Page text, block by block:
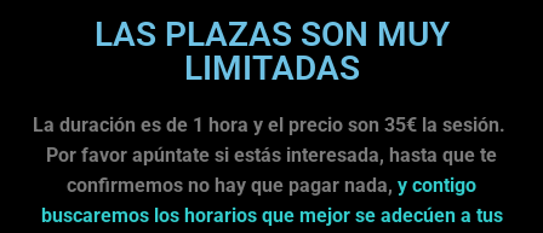
LAS PLAZAS SON MUY
LIMITADAS
La duración es de 1 hora y el precio son 35€ la sesión.
Por favor apúntate si estás interesada, hasta que te
confirmemos no hay que pagar nada, y contigo
buscaremos los horarios que mejor se adecúen a tus